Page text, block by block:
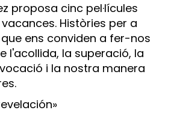
proposa cinc pel·lícules
Històries per a
ens conviden a fer-nos
l'acollida, la superació, la
i la nostra manera